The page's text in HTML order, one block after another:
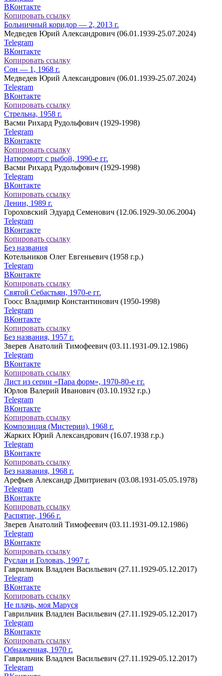
ВКонтакте
Копировать ссылку
Больничный коридор — 2, 2013 г.
Медведев Юрий Александрович (06.01.1939-25.07.2024)
Telegram
ВКонтакте
Копировать ссылку
Сон — 1, 1968 г.
Медведев Юрий Александрович (06.01.1939-25.07.2024)
Telegram
ВКонтакте
Копировать ссылку
Стрельна, 1958 г.
Васми Рихард Рудольфович (1929-1998)
Telegram
ВКонтакте
Копировать ссылку
Натюрморт с рыбой, 1990-е гг.
Васми Рихард Рудольфович (1929-1998)
Telegram
ВКонтакте
Копировать ссылку
Ленин, 1989 г.
Гороховский Эдуард Семенович (12.06.1929-30.06.2004)
Telegram
ВКонтакте
Копировать ссылку
Без названия
Котельников Олег Евгеньевич (1958 г.р.)
Telegram
ВКонтакте
Копировать ссылку
Святой Себастьян, 1970-е гг.
Гоосс Владимир Константинович (1950-1998)
Telegram
ВКонтакте
Копировать ссылку
Без названия, 1957 г.
Зверев Анатолий Тимофеевич (03.11.1931-09.12.1986)
Telegram
ВКонтакте
Копировать ссылку
Лист из серии «Пара форм», 1970-80-е гг.
Юрлов Валерий Иванович (03.10.1932 г.р.)
Telegram
ВКонтакте
Копировать ссылку
Композиция (Мистерии), 1968 г.
Жарких Юрий Александрович (16.07.1938 г.р.)
Telegram
ВКонтакте
Копировать ссылку
Без названия, 1968 г.
Арефьев Александр Дмитриевич (03.08.1931-05.05.1978)
Telegram
ВКонтакте
Копировать ссылку
Распятие, 1966 г.
Зверев Анатолий Тимофеевич (03.11.1931-09.12.1986)
Telegram
ВКонтакте
Копировать ссылку
Руслан и Головаъ, 1997 г.
Гаврильчик Владлен Васильевич (27.11.1929-05.12.2017)
Telegram
ВКонтакте
Копировать ссылку
Не плачь, моя Маруся
Гаврильчик Владлен Васильевич (27.11.1929-05.12.2017)
Telegram
ВКонтакте
Копировать ссылку
Обнаженная, 1970 г.
Гаврильчик Владлен Васильевич (27.11.1929-05.12.2017)
Telegram